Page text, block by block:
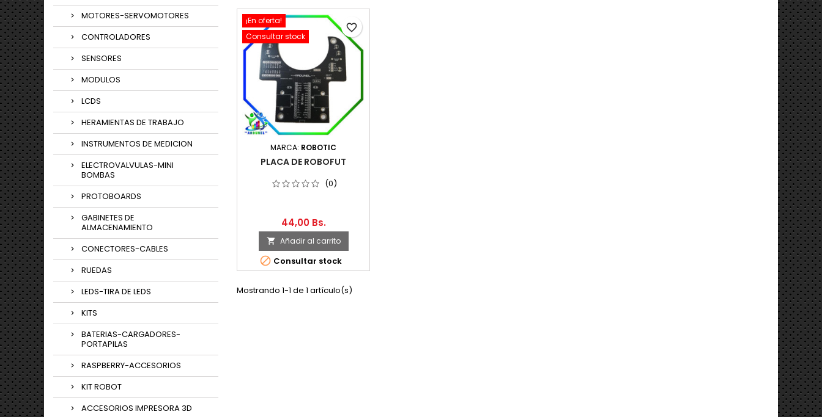
MOTORES-SERVOMOTORES
CONTROLADORES
SENSORES
MODULOS
LCDS
HERAMIENTAS DE TRABAJO
INSTRUMENTOS DE MEDICION
ELECTROVALVULAS-MINI
BOMBAS
PROTOBOARDS
GABINETES DE
ALMACENAMIENTO
CONECTORES-CABLES
RUEDAS
LEDS-TIRA DE LEDS
KITS
BATERIAS-CARGADORES-
PORTAPILAS
RASPBERRY-ACCESORIOS
KIT ROBOT
ACCESORIOS IMPRESORA 3D
¡En oferta!
Consultar stock
MARCA: ROBOTIC
PLACA DE ROBOFUT
(0)
44,00 Bs.
 Añadir al carrito
 Consultar stock
favorite_border
Mostrando 1-1 de 1 artículo(s)